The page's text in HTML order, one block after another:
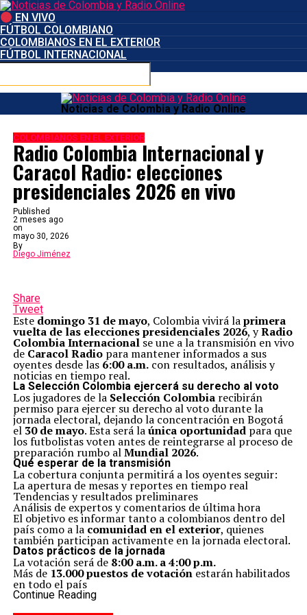
EN VIVO
FÚTBOL COLOMBIANO
COLOMBIANOS EN EL EXTERIOR
FÚTBOL INTERNACIONAL
Connect with us
Noticias de Colombia y Radio Online
COLOMBIANOS EN EL EXTERIOR
Radio Colombia Internacional y
Caracol Radio: elecciones
presidenciales 2026 en vivo
Published
2 meses ago
on
mayo 30, 2026
By
Diego Jiménez
Share
Tweet
Este domingo 31 de mayo, Colombia vivirá laprimera
vuelta de las elecciones presidenciales 2026, yRadio
Colombia Internacionalse une a la transmisión en vivo
de Caracol Radiopara mantener informados a sus
oyentes desde las 6:00 a.m.con resultados, análisis y
noticias en tiempo real.
La Selección Colombia ejercerá su derecho al voto
Los jugadores de la Selección Colombiarecibirán
permiso para ejercer su derecho al voto durante la
jornada electoral, dejando la concentración en Bogotá
el 30 de mayo. Esta será laúnica oportunidadpara que
los futbolistas voten antes de reintegrarse al proceso de
preparación rumbo alMundial 2026.
Qué esperar de la transmisión
La cobertura conjunta permitirá a los oyentes seguir:
La apertura de mesas y reportes en tiempo real
Tendencias y resultados preliminares
Análisis de expertos y comentarios de última hora
El objetivo es informar tanto a colombianos dentro del
país como a la comunidad en el exterior, quienes
también participan activamente en la jornada electoral.
Datos prácticos de la jornada
La votación será de 8:00 a.m. a 4:00 p.m.
Más de 13.000 puestos de votaciónestarán habilitados
en todo el país
Se aplicaránmedidas de seguridad y observación
Continue Reading